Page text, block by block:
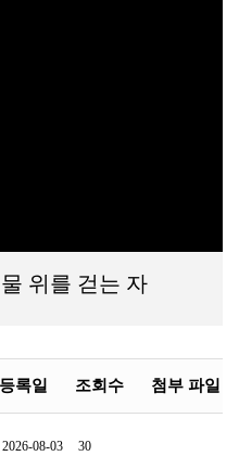
위를 걷는 자
등록일 조회수 첨부 파일
2026-08-03 30